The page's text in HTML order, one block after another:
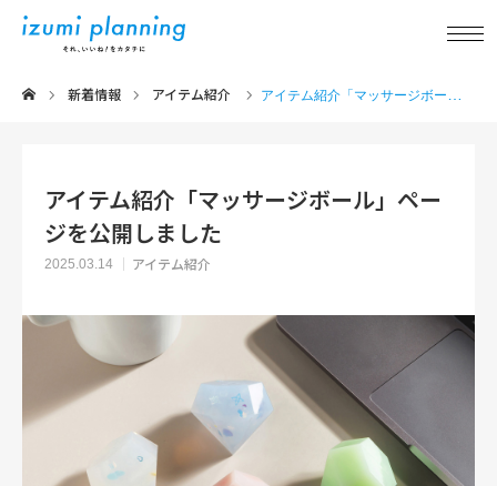
新着情報 アイテム紹介 アイテム紹介「マッサージボール」ページを公開しました
アイテム紹介「マッサージボール」ペー
ジを公開しました
2025.03.14 アイテム紹介
新着情報
実績紹介
品質について
企業情報